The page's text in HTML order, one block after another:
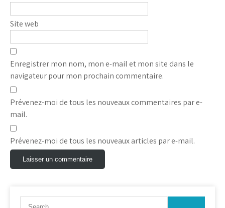
Site web
Enregistrer mon nom, mon e-mail et mon site dans le
navigateur pour mon prochain commentaire.
Prévenez-moi de tous les nouveaux commentaires par e-
mail.
Prévenez-moi de tous les nouveaux articles par e-mail.